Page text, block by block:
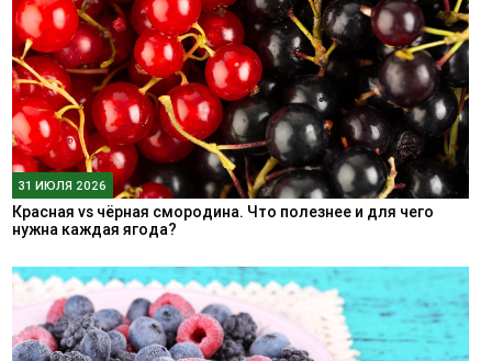
31 ИЮЛЯ 2026
Красная vs чёрная смородина. Что полезнее и для чего
нужна каждая ягода?